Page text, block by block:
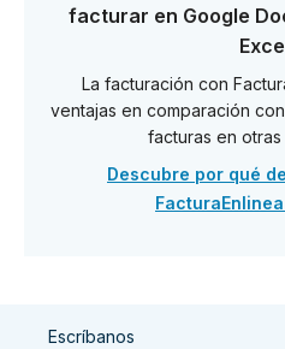
facturar en Google
La facturación con
ventajas en comparación
facturas en otras
Descubre por qué
Escríbanos